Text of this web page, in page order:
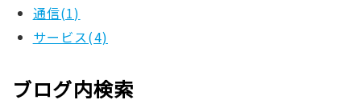
通信(1)
サービス(4)
ブログ内検索